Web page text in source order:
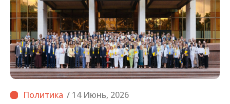
/ 14 Июнь, 2026